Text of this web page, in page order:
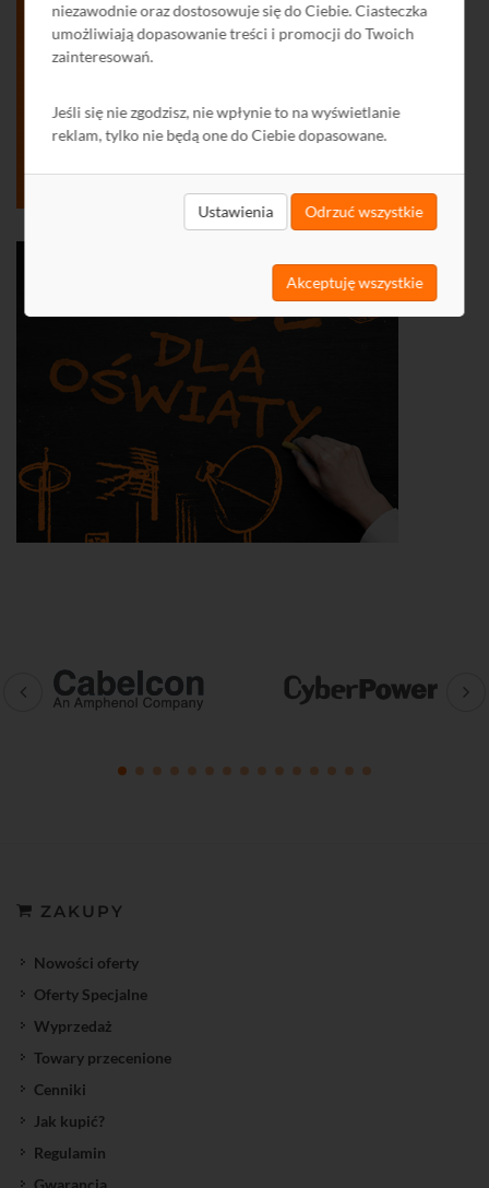
niezawodnie oraz dostosowuje się do Ciebie. Ciasteczka
umożliwiają dopasowanie treści i promocji do Twoich
zainteresowań.
Jeśli się nie zgodzisz, nie wpłynie to na wyświetlanie
reklam, tylko nie będą one do Ciebie dopasowane.
Ustawienia Odrzuć wszystkie
Akceptuję wszystkie
ZAKUPY
Nowości oferty
Oferty Specjalne
Wyprzedaż
Towary przecenione
Cenniki
Jak kupić?
Regulamin
Gwarancja